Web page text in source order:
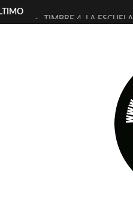
TIMBRE 4, LA
MILITARES JUDÍAS EN
D’BALDOMEROS
MARSHALL FLASH
JOFRE BARDAGÍ EN
YORCH PRESENTA
MAGALÍ SARE NOS
«NO TENGO PUTOS